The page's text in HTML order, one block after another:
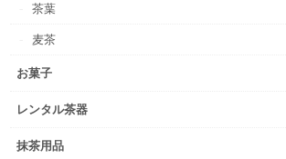
茶葉
麦茶
お菓子
レンタル茶器
抹茶用品